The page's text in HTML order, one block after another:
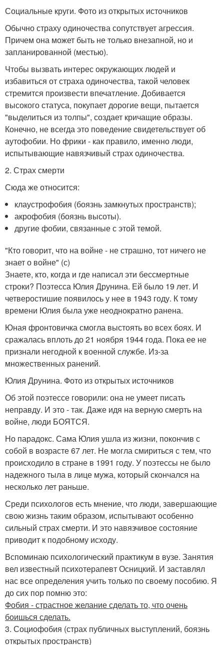
Социальные круги. Фото из открытых источников
Обычно страху одиночества сопутствует агрессия.
Причем она может быть не только внезапной, но и
запланированной (местью).
Чтобы вызвать интерес окружающих людей и
избавиться от страха одиночества, такой человек
стремится произвести впечатление. Добивается
высокого статуса, покупает дорогие вещи, пытается
"выделиться из толпы", создает кричащие образы.
Конечно, не всегда это поведение свидетельствует об
аутофобии. Но фрики - как правило, именно люди,
испытывающие навязчивый страх одиночества.
2. Страх смерти
Сюда же относится:
клаустрофобия (боязнь замкнутых пространств);
акрофобия (боязнь высоты).
другие фобии, связанные с этой темой.
"Кто говорит, что на войне - не страшно, тот ничего не
знает о войне" (с)
Знаете, кто, когда и где написал эти бессмертные
строки? Поэтесса Юлия Друнина. Ей было 19 лет. И
четверостишие появилось у нее в 1943 году. К тому
времени Юлия была уже неоднократно ранена.
Юная фронтовичка смогла выстоять во всех боях. И
сражалась вплоть до 21 ноября 1944 года. Пока ее не
признали негодной к военной службе. Из-за
множественных ранений.
Юлия Друнина. Фото из открытых источников
Об этой поэтессе говорили: она не умеет писать
неправду. И это - так. Даже идя на верную смерть на
войне, люди БОЯТСЯ.
Но парадокс. Сама Юлия ушла из жизни, покончив с
собой в возрасте 67 лет. Не могла смириться с тем, что
происходило в стране в 1991 году. У поэтессы не было
надежного тыла в лице мужа, который скончался на
несколько лет раньше.
Среди психологов есть мнение, что люди, завершающие
свою жизнь таким образом, испытывают особенно
сильный страх смерти. И это навязчивое состояние
приводит к подобному исходу.
Вспоминаю психологический практикум в вузе. Занятия
вел известный психотерапевт Осницкий. И заставлял
нас все определения учить только по своему пособию. Я
до сих пор помню это:
Фобия - страстное желание сделать то, что очень
боишься сделать.
3. Социофобия (страх публичных выступлений, боязнь
открытых пространств)